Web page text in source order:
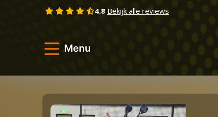
4.8 Bekijk alle reviews
Menu